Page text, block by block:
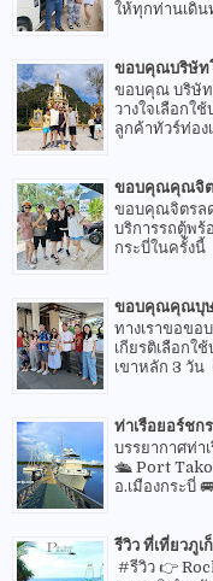
ให้ทุกท่านเดิน
ขอบคุณบริษัท
ขอบคุณ บริษัท
วางใจเลือกใ
ลูกค้าทัวร์ท่อง
ขอบคุณคุณจิต
ขอบคุณจิตรลด
บริการรถตู้พร้
กระบี่ในครั้ง
ขอบคุณคุณบุ
ทางเราขอข
เกียรติเลือกใ
เขาหลัก 3 วัน
ท่าเรือยอร์ชก
บรรยากาศท่า
🛳 Port
อ.เมืองกระบี่
รีวิว ที่เที่ยวภูเ
#รีวิว 👉